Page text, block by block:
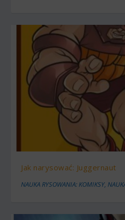
Jak narysować: Juggernaut
NAUKA RYSOWANIA: KOMIKSY,